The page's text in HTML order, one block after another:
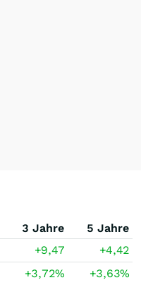
3 Jahre
5 Jahre
+9,47
+4,42
+3,72% +3,63%